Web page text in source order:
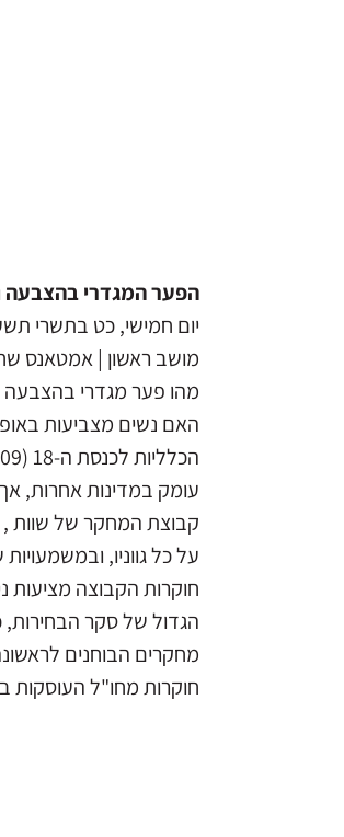
הפער המגדרי בהצבעה
יום חמישי, כט בתשרי תשע“ה, 23
מושב ראשון | אמטאנס
מהו פער מגדרי בהצבעה
האם נשים מצביעות
הכלליות לכנסת ה-18 (2009) התגלה לראשונה פער מגדרי בדפוסי ההצבעה. פער זה נחקר
עומק במדינות אחרות,
קבוצת המחקר של שוות ,
על כל גווניו,
חוקרות הקבוצה
הגדול של סקר הבחירות, כולל
מחקרים הבוחנים
חוקרות מחו"ל